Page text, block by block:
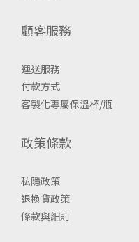
顧客服務
運送服務
付款方式
客製化專屬保溫杯/瓶
政策條款
私隱政策
退換貨政策
條款與細則